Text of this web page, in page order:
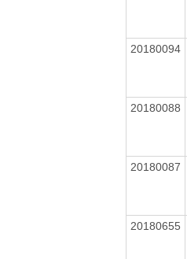
20180094
20180088
20180087
20180655